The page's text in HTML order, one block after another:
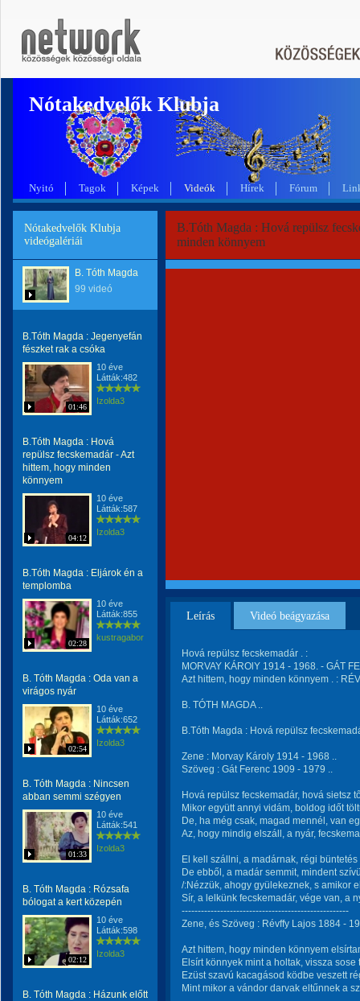
Nótakedvelők Klubja
Nyitó Tagok Képek Videók Hírek Fórum
Nótakedvelők Klubja
videógalériái
B. Tóth Magda
99 videó
B.Tóth Magda : Jegenyefán
fészket rak a csóka
01:46
10 éve
Látták:482
Izolda3
B.Tóth Magda : Hová
repülsz fecskemadár - Azt
hittem, hogy minden
könnyem
04:12
10 éve
Látták:587
Izolda3
B.Tóth Magda : Eljárok én a
templomba
02:28
10 éve
Látták:855
kustragabor
B. Tóth Magda : Oda van a
virágos nyár
02:54
10 éve
Látták:652
Izolda3
B. Tóth Magda : Nincsen
abban semmi szégyen
01:33
10 éve
Látták:541
Izolda3
B. Tóth Magda : Rózsafa
bólogat a kert közepén
02:12
10 éve
Látták:598
Izolda3
B. Tóth Magda : Házunk előtt
B.Tóth Magda : Hová repülsz
minden könnyem
Leírás Videó beágyazása
Hová repülsz fecskemadár . :
MORVAY KÁROlY 1914 - 1968. - GÁT
Azt hittem, hogy minden könnyem . :
B. TÓTH MAGDA ..
B.Tóth Magda : Hová repülsz
Zene : Morvay Károly 1914 - 1968 ..
Szöveg : Gát Ferenc 1909 - 1979 ..
Hová repülsz fecskemadár, hová sietsz
Mikor együtt annyi vidám, boldog időt
De, ha még csak, magad mennél, van
Az, hogy mindig elszáll, a nyár,
El kell szállni, a madárnak, régi büntetés
De ebből, a madár semmit, mindent
/:Nézzük, ahogy gyülekeznek, s amikor
Sír, a lelkünk fecskemadár, vége van, a
----------------------------------------------------
Zene, és Szöveg : Révffy Lajos 1884 -
Azt hittem, hogy minden könnyem
Elsírt könnyek mint a holtak, vissza sose
Ezüst szavú kacagásod ködbe veszett
Mint mikor a vándor darvak eltűnnek a